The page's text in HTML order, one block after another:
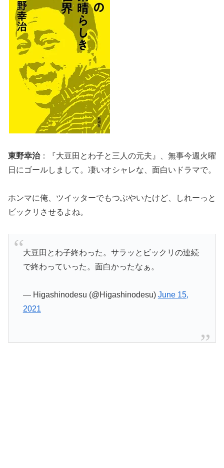
東野幸治：『大豆田とわ子と三人の元夫』、無事今週火曜
日にゴールしまして。凄いオシャレな、面白いドラマで。
ホンマに俺、ツイッターでもつぶやいたけど、しれーっと
ビックリさせるよね。
大豆田とわ子終わった。サラッとビックリの連続
で終わっていった。面白かったなぁ。
— Higashinodesu (@Higashinodesu) June 15,
2021